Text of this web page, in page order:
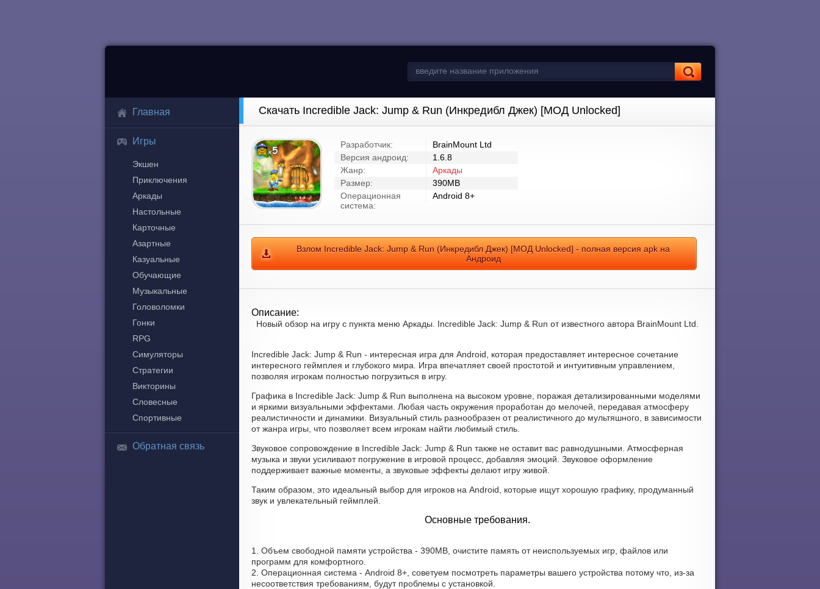
Главная
Игры
Экшен
Приключения
Аркады
Настольные
Карточные
Азартные
Казуальные
Обучающие
Музыкальные
Головоломки
Гонки
RPG
Симуляторы
Стратегии
Викторины
Словесные
Спортивные
Обратная связь
Скачать Incredible Jack: Jump & Run (Инкредибл Джек) [МОД Unlocked]
Разработчик:
BrainMount Ltd
Версия андроид:
1.6.8
Жанр:
Аркады
Размер:
390MB
Операционная
система:
Android 8+
Взлом Incredible Jack: Jump & Run (Инкредибл Джек) [МОД Unlocked] - полная версия apk на
Андроид
Описание:
Новый обзор на игру с пункта меню Аркады. Incredible Jack: Jump & Run от известного автора BrainMount Ltd.
Incredible Jack: Jump & Run - интересная игра для Android, которая предоставляет интересное сочетание
интересного геймплея и глубокого мира. Игра впечатляет своей простотой и интуитивным управлением,
позволяя игрокам полностью погрузиться в игру.
Графика в Incredible Jack: Jump & Run выполнена на высоком уровне, поражая детализированными моделями
и яркими визуальными эффектами. Любая часть окружения проработан до мелочей, передавая атмосферу
реалистичности и динамики. Визуальный стиль разнообразен от реалистичного до мультяшного, в зависимости
от жанра игры, что позволяет всем игрокам найти любимый стиль.
Звуковое сопровождение в Incredible Jack: Jump & Run также не оставит вас равнодушными. Атмосферная
музыка и звуки усиливают погружение в игровой процесс, добавляя эмоций. Звуковое оформление
поддерживает важные моменты, а звуковые эффекты делают игру живой.
Таким образом, это идеальный выбор для игроков на Android, которые ищут хорошую графику, продуманный
звук и увлекательный геймплей.
Основные требования.
1. Объем свободной памяти устройства - 390MB, очистите память от неиспользуемых игр, файлов или
программ для комфортного.
2. Операционная система - Android 8+, советуем посмотреть параметры вашего устройства потому что, из-за
несоответствия требованиям, будут проблемы с установкой.